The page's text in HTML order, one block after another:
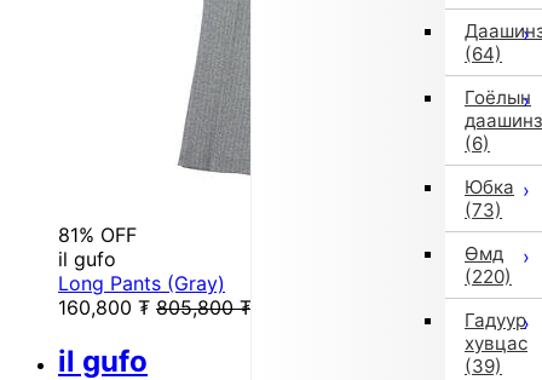
(64)
Гоёлын
даашинз
(6)
Юбка
(73)
Өмд
(220)
Гадуур
хувцас
(39)
81% OFF
il gufo
Long Pants (Gray)
160,800 ₮ 805,800 ₮
il gufo